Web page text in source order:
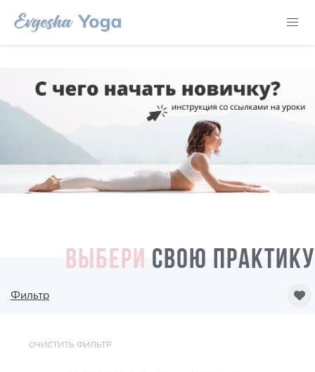
ВЫБЕРИ СВОЮ ПРАКТИКУ
Фильтр
ОЧИСТИТЬ ФИЛЬТР